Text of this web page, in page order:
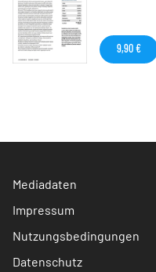
9,90 €
Mediadaten
Impressum
Nutzungsbedingungen
Datenschutz